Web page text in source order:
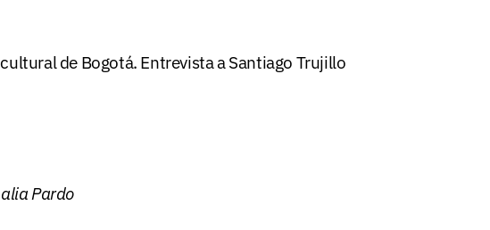
de Bogotá. Entrevista a Santiago Trujillo
Pardo